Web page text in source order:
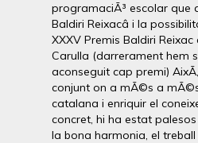
programaciÃ³ escolar que
Baldiri Reixacâ i la
XXXV Premis Baldiri
Carulla (darrerament hem
aconseguit cap premi)
conjunt on a mÃ©s a
catalana i enriquir el
concret, hi ha estat palesos
la bona harmonia, el